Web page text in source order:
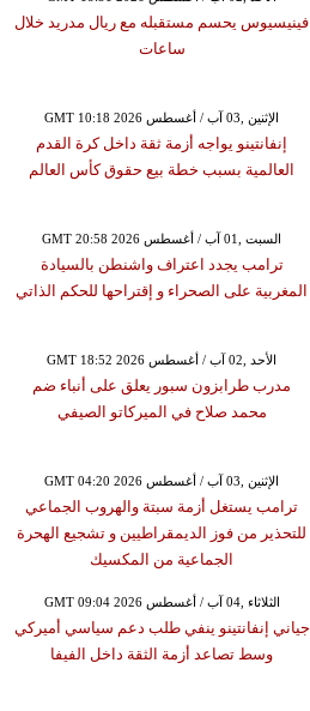
فينيسيوس يحسم مستقبله مع ريال مدريد خلال
ساعات
GMT 10:18 2026 الإثنين ,03 آب / أغسطس
إنفانتينو يواجه أزمة ثقة داخل كرة القدم
العالمية بسبب خطة بيع حقوق كأس العالم
GMT 20:58 2026 السبت ,01 آب / أغسطس
ترامب يجدد اعتراف واشنطن بالسيادة
المغربية على الصحراء و إقتراحها للحكم الذاتي
GMT 18:52 2026 الأحد ,02 آب / أغسطس
مدرب طرابزون سبور يعلق على أنباء ضم
محمد صلاح في الميركاتو الصيفي
GMT 04:20 2026 الإثنين ,03 آب / أغسطس
ترامب يستغل أزمة سبتة والهروب الجماعي
للتحذير من فوز الديمقراطيين و تشجيع الهحرة
الجماعية من المكسيك
GMT 09:04 2026 الثلاثاء ,04 آب / أغسطس
جياني إنفانتينو ينفي طلب دعم سياسي أميركي
وسط تصاعد أزمة الثقة داخل الفيفا